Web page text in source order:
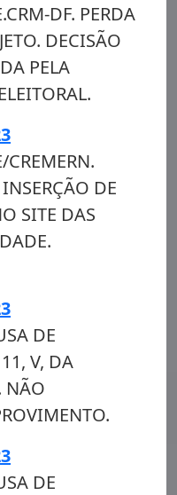
DF. PERDA
DECISÃO
PELA
CREMERN.
DE
SITE DAS
DE
V, DA
NÃO
DE